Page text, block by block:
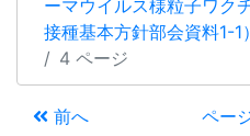
ーマウイルス様粒子ワク
接種基本方針部会資料1-1）
4 ページ
前へ ペー